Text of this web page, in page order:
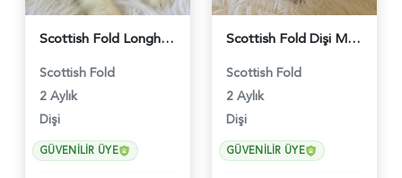
Scottish Fold Longhair Lilac Bi Color 2 Aylık - 5908
Scottish Fold
2 Aylık
Dişi
GÜVENILIR ÜYE
Scottish Fold Dişi Mükemmel Yavrumuz - 5909
Scottish Fold
2 Aylık
Dişi
GÜVENILIR ÜYE